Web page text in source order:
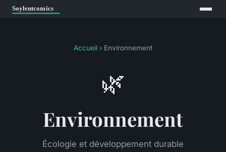
Accueil › Environnement
🌿
Environnement
Écologie et développement durable